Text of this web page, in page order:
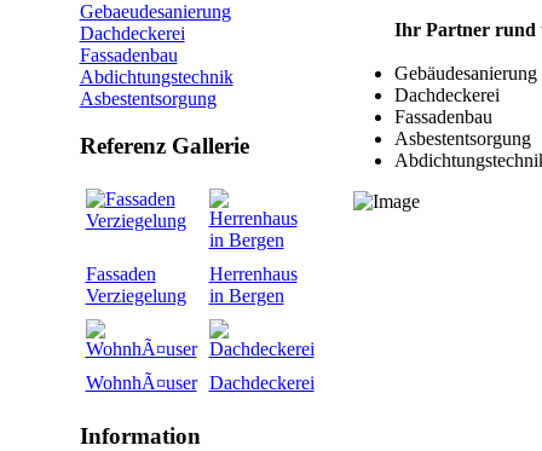
Gebaeudesanierung
Dachdeckerei
Fassadenbau
Abdichtungstechnik
Asbestentsorgung
Referenz Gallerie
Fassaden
Verziegelung
Herrenhaus
in Bergen
WohnhÃ¤user Dachdeckerei
Information
Ihr Partner rund
Gebäudesanierung
Dachdeckerei
Fassadenbau
Asbestentsorgung